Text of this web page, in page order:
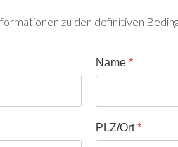
zu den definitiven
Name *
PLZ/Ort*